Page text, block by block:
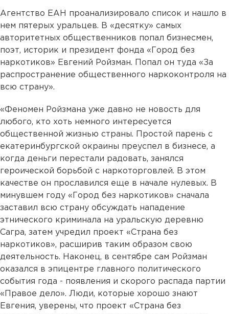
Агентство ЕАН проанализировало список и нашло в
нем пятерых уральцев. В «десятку» самых
авторитетных общественников попал бизнесмен,
поэт, историк и президент фонда «Город без
наркотиков» Евгений Ройзман. Попал он туда «За
распространение общественного наркоконтроля на
всю страну».
«Феномен Ройзмана уже давно не новость для
любого, кто хоть немного интересуется
общественной жизнью страны. Простой парень с
екатеринбургской окраины преуспел в бизнесе, а
когда деньги перестали радовать, занялся
героической борьбой с наркоторговлей. В этом
качестве он прославился еще в начале нулевых. В
минувшем году «Город без наркотиков» сначала
заставил всю страну обсуждать нападение
этнического криминала на уральскую деревню
Сагра, затем учредил проект «Страна без
наркотиков», расширив таким образом свою
деятельность. Наконец, в сентябре сам Ройзман
оказался в эпицентре главного политического
события года - появления и скорого распада партии
«Правое дело». Люди, которые хорошо знают
Евгения, уверены, что проект «Страна без